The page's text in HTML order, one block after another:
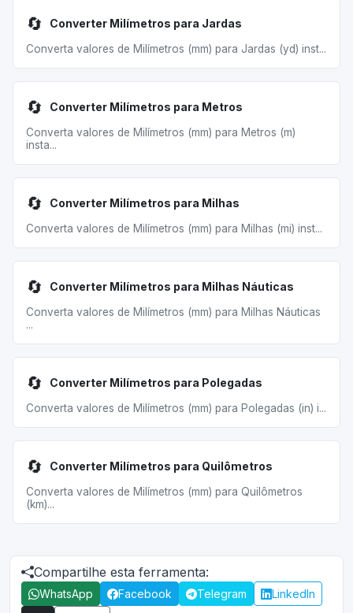
🔄 Converter Milímetros para Jardas
Converta valores de Milímetros (mm) para Jardas (yd) inst...
🔄 Converter Milímetros para Metros
Converta valores de Milímetros (mm) para Metros (m)
insta...
🔄 Converter Milímetros para Milhas
Converta valores de Milímetros (mm) para Milhas (mi) inst...
🔄 Converter Milímetros para Milhas Náuticas
Converta valores de Milímetros (mm) para Milhas Náuticas
...
🔄 Converter Milímetros para Polegadas
Converta valores de Milímetros (mm) para Polegadas (in) i...
🔄 Converter Milímetros para Quilômetros
Converta valores de Milímetros (mm) para Quilômetros
(km)...
Compartilhe esta ferramenta:
WhatsApp Facebook Telegram
LinkedIn